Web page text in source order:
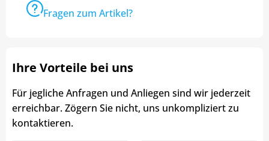
Fragen zum Artikel?
Ihre Vorteile bei uns
Für jegliche Anfragen und Anliegen sind wir jederzeit
erreichbar. Zögern Sie nicht, uns unkompliziert zu
kontaktieren.